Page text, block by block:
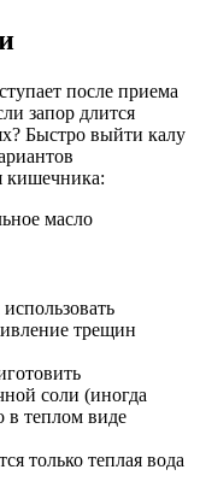
после приема
запор длится
Быстро выйти калу
кишечника:
масло
трещин
соли (иногда
в теплом виде
только теплая вода